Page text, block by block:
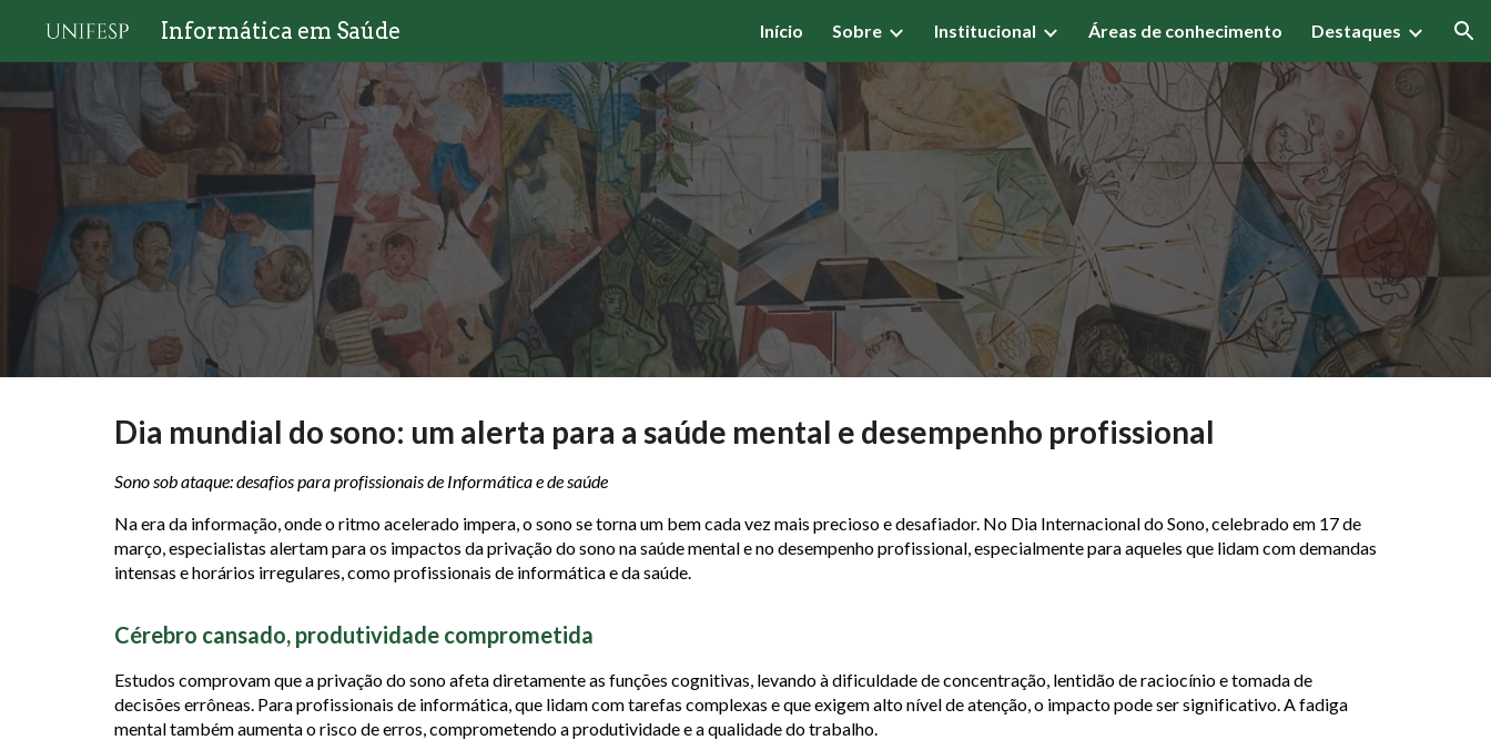
Skip to navigation
Informática em Saúde Início Sobre Institucional Áreas de conhecimento Destaques
Dia mundial do sono: um alerta para a saúde mental e desempenho profissional
Sono sob ataque: desafios para profissionais de Informática e de saúde
Na era da informação, onde o ritmo acelerado impera, o sono se torna um bem cada vez mais precioso e desafiador. No Dia Internacional do Sono, celebrado em 17 de
março, especialistas alertam para os impactos da privação do sono na saúde mental e no desempenho profissional, especialmente para aqueles que lidam com demandas
intensas e horários irregulares, como profissionais de informática e da saúde.
Cérebro cansado, produtividade comprometida
Estudos comprovam que a privação do sono afeta diretamente as funções cognitivas, levando à dificuldade de concentração, lentidão de raciocínio e tomada de
decisões errôneas. Para profissionais de informática, que lidam com tarefas complexas e que exigem alto nível de atenção, o impacto pode ser significativo. A fadiga
mental também aumenta o risco de erros, comprometendo a produtividade e a qualidade do trabalho.